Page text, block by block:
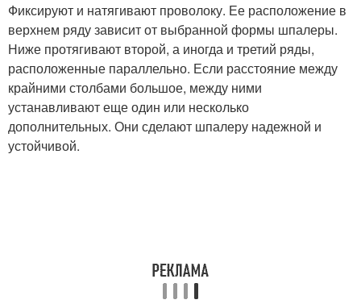
Фиксируют и натягивают проволоку. Ее расположение в
верхнем ряду зависит от выбранной формы шпалеры.
Ниже протягивают второй, а иногда и третий ряды,
расположенные параллельно. Если расстояние между
крайними столбами большое, между ними
устанавливают еще один или несколько
дополнительных. Они сделают шпалеру надежной и
устойчивой.